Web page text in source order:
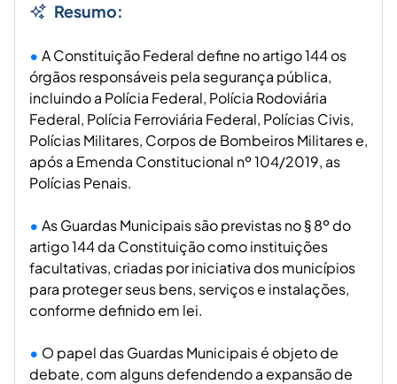
Resumo:
A Constituição Federal define no artigo 144 os
órgãos responsáveis pela segurança pública,
incluindo a Polícia Federal, Polícia Rodoviária
Federal, Polícia Ferroviária Federal, Polícias Civis,
Polícias Militares, Corpos de Bombeiros Militares e,
após a Emenda Constitucional nº 104/2019, as
Polícias Penais.
As Guardas Municipais são previstas no § 8º do
artigo 144 da Constituição como instituições
facultativas, criadas por iniciativa dos municípios
para proteger seus bens, serviços e instalações,
conforme definido em lei.
O papel das Guardas Municipais é objeto de
debate, com alguns defendendo a expansão de